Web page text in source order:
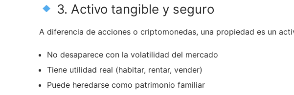
3. Activo tangible y seguro
A diferencia de acciones o criptomonedas, una propiedad es un
No desaparece con la volatilidad del mercado
Tiene utilidad real (habitar, rentar, vender)
Puede heredarse como patrimonio familiar